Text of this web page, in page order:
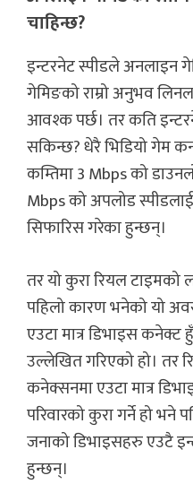
चाहिन्छ?
इन्टरनेट स्पीडले अनलाइन
गेमिङको राम्रो अनुभव
आवश्क पर्छ। तर कति
सकिन्छ? धेरै भिडियो गेम
कम्तिमा 3 Mbps को
Mbps को अपलोड स्पीडलाई
सिफारिस गरेका हुन्छन्।
तर यो कुरा रियल टाइमको
पहिलो कारण भनेको यो
एउटा मात्र डिभाइस कनेक्ट
उल्लेखित गरिएको हो। तर
कनेक्सनमा एउटा मात्र
परिवारको कुरा गर्ने हो भने
जनाको डिभाइसहरु एउटै
हुन्छन्।